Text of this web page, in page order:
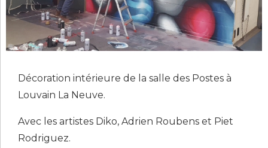
Décoration intérieure de la salle des Postes à
Louvain La Neuve.
Avec les artistes Diko, Adrien Roubens et Piet
Rodriguez.